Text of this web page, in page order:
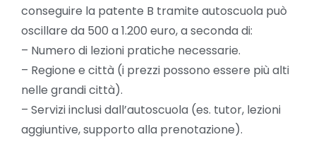
conseguire la patente B tramite autoscuola può
oscillare da 500 a 1.200 euro, a seconda di:
– Numero di lezioni pratiche necessarie.
– Regione e città (i prezzi possono essere più alti
nelle grandi città).
– Servizi inclusi dall’autoscuola (es. tutor, lezioni
aggiuntive, supporto alla prenotazione).